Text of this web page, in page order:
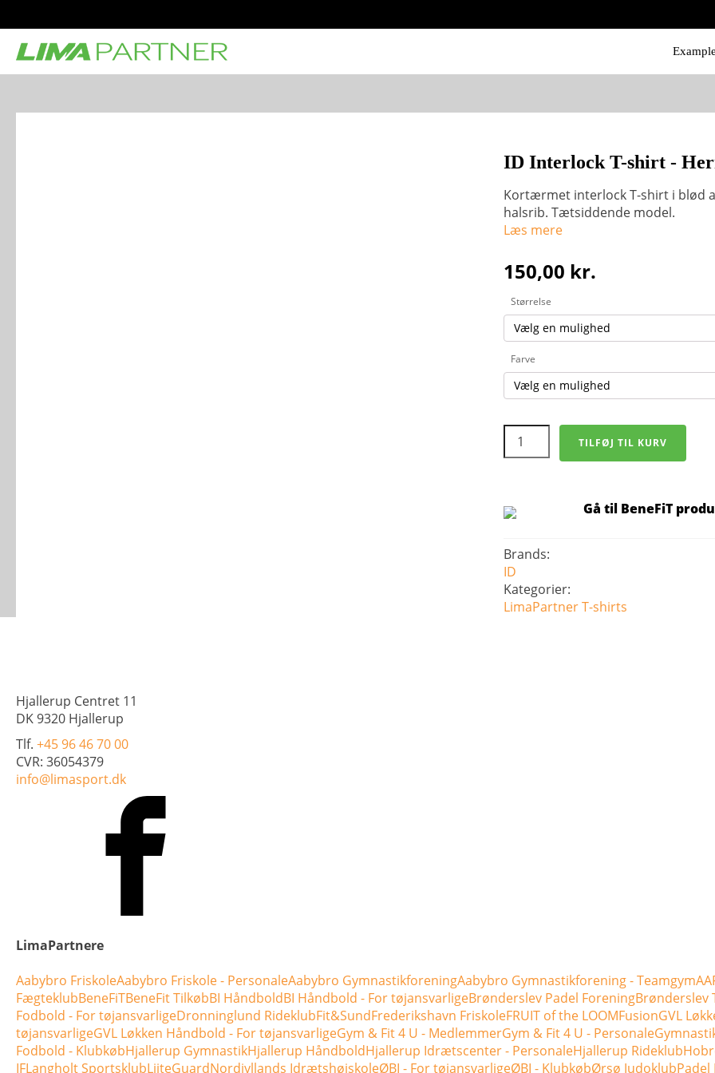
ID Interlock T-shirt -
Kortærmet interlock T-shirt i blød
halsrib. Tætsiddende model.
Læs mere
150,00 kr.
Størrelse
Farve
Interlock
T-
antal
TILFØJ TIL KURV
Gå til BeneFiT
Brands:
ID
Kategorier:
LimaPartnerT-shirts
Hjallerup Centret 11
DK 9320 Hjallerup
Tlf. +45 96 46 70 00
CVR: 36054379
info@limasport.dk
LimaPartnere
Aabybro FriskoleAabybro Friskole - PersonaleAabybro GymnastikforeningAabybro Gymnastikforening - Teamgym
FægteklubBeneFiTBeneFit TilkøbBI HåndboldBI Håndbold - For tøjansvarligeBrønderslev Padel ForeningBrønderslev
Fodbold - For tøjansvarligeDronninglund RideklubFit&SundFrederikshavn FriskoleFRUIT of the LOOMFusionGVL
tøjansvarligeGVL Løkken Håndbold - For tøjansvarligeGym & Fit 4 U - MedlemmerGym & Fit 4 U - Personale
Fodbold - KlubkøbHjallerup GymnastikHjallerup HåndboldHjallerup Idrætscenter - PersonaleHjallerup Rideklub
IFLangholt SportsklubLiiteGuardNordjyllands IdrætshøjskoleØBI - For tøjansvarligeØBI - KlubkøbØrsø Judoklub